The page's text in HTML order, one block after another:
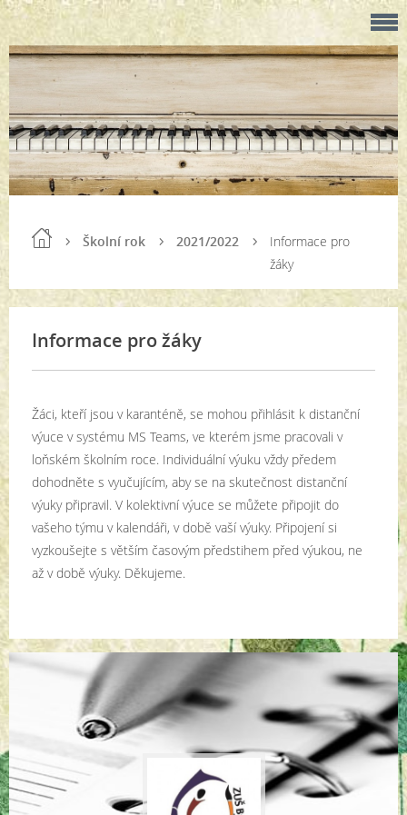
Školní rok 2021/2022
Informace pro
žáky
Informace pro žáky
Žáci, kteří jsou v karanténě, se mohou přihlásit k distanční
výuce v systému MS Teams, ve kterém jsme pracovali v
loňském školním roce. Individuální výuku vždy předem
dohodněte s vyučujícím, aby se na skutečnost distanční
výuky připravil. V kolektivní výuce se můžete připojit do
vašeho týmu v kalendáři, v době vaší výuky. Připojení si
vyzkoušejte s větším časovým předstihem před výukou, ne
až v době výuky. Děkujeme.